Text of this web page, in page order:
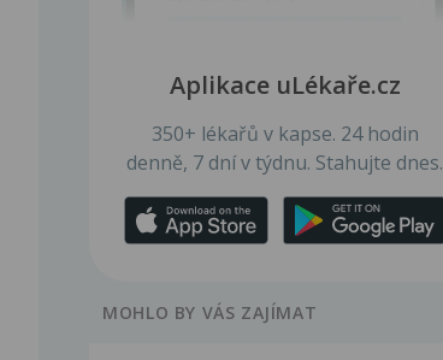
Aplikace uLékaře.cz
350+ lékařů v kapse. 24 hodin
denně, 7 dní v týdnu. Stahujte dnes.
MOHLO BY VÁS ZAJÍMAT